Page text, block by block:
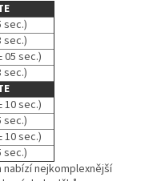
sec.)
sec.)
05 sec.)
sec.)
10 sec.)
sec.)
10 sec.)
sec.)
nabízí nejkomplexnější